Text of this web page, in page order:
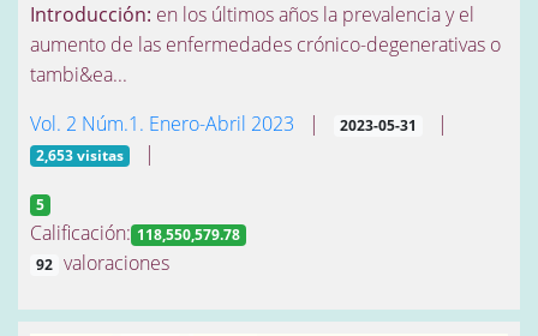
Introducción: en los últimos años la prevalencia y el
aumento de las enfermedades crónico-degenerativas o
tambi&ea...
Vol. 2 Núm.1. Enero-Abril 2023 | 2023-05-31 |
2,653 visitas |
5
Calificación: 118,550,579.78
92 valoraciones